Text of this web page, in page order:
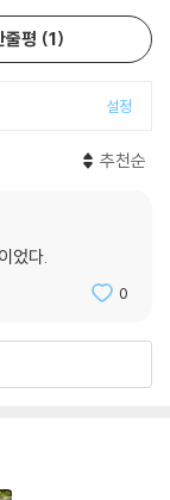
낀다. 모든 것을 잃을
을 오래도록 내려다
상을 수상한 이 책에
녀원’이라는 단어가
드 정부의 협조하에
난 짓을 저지른’ 여
나 죽임을 당했다.
아일랜드 정부는 아
줄평 1
설정
추천순
었다.
0